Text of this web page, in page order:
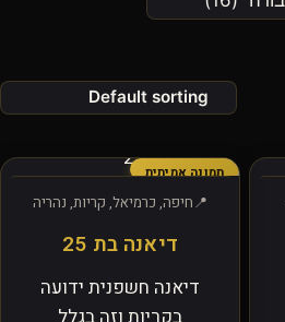
תמונה אמיתית
חיפה, כרמיאל, קריות, נהריה
דיאנה בת 25
דיאנה חשפנית ידועה